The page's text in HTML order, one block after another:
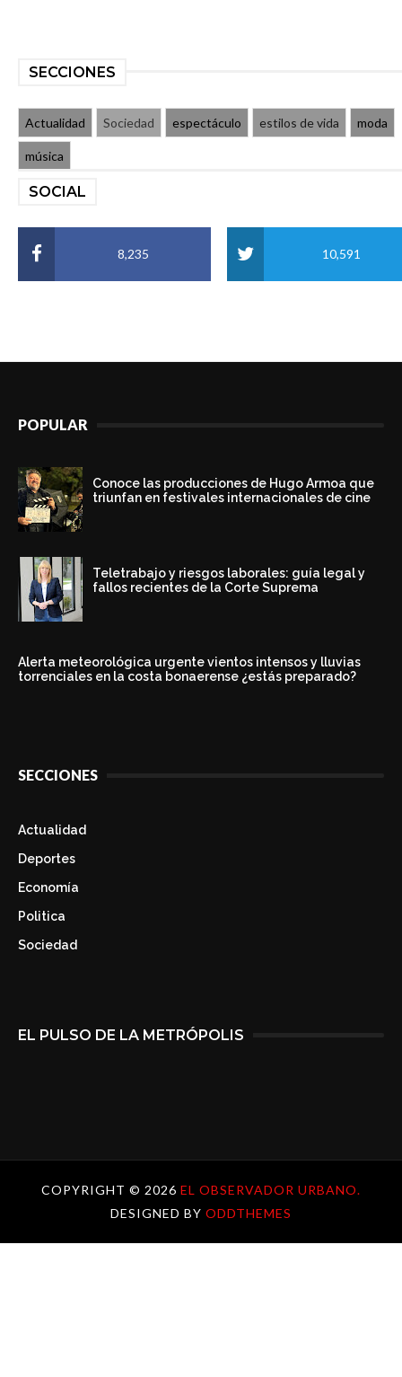
SECCIONES
Actualidad Sociedad espectáculo estilos de vida moda
música
SOCIAL
8,235 10,591
POPULAR
Conoce las producciones de Hugo Armoa que
triunfan en festivales internacionales de cine
Teletrabajo y riesgos laborales: guía legal y
fallos recientes de la Corte Suprema
Alerta meteorológica urgente vientos intensos y lluvias
torrenciales en la costa bonaerense ¿estás preparado?
SECCIONES
Actualidad
Deportes
Economía
Politica
Sociedad
EL PULSO DE LA METRÓPOLIS
COPYRIGHT © 2026 EL OBSERVADOR URBANO.
DESIGNED BY ODDTHEMES